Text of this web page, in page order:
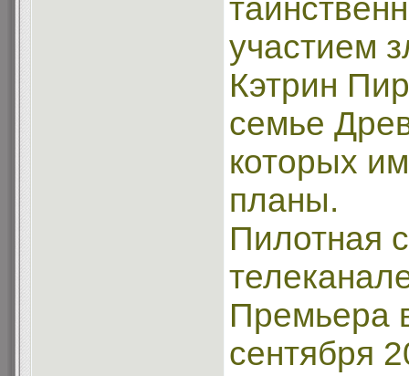
участием
Кэтрин
семье
которых
планы.
Пилотная
Премьера
сентября